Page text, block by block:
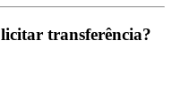
transferência?